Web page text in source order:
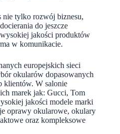
nie tylko rozwój biznesu,
do jeszcze
jakości produktów
w komunikacie.
europejskich sieci
okularów dopasowanych
klientów. W salonie
marek jak: Gucci, Tom
jakości modele marki
oprawy okularowe, okulary
oraz kompleksowe